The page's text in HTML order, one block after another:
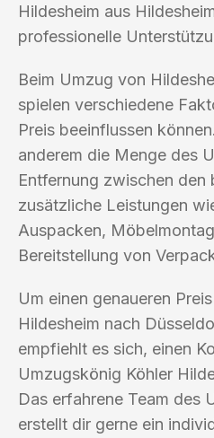
Hildesheim aus
professionelle
Beim Umzug von
spielen verschiedene
Preis beeinflussen
anderem die Menge des
Entfernung zwischen
zusätzliche Leistungen
Auspacken,
Bereitstellung von
Um einen genaueren
Hildesheim nach
empfiehlt es sich, einen
Umzugskönig Köhler
Das erfahrene Team des
erstellt dir gerne ein